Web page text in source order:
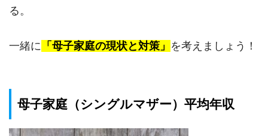
る。
一緒に 「母子家庭の現状と対策」 を考えましょう！
母子家庭（シングルマザー）平均年収